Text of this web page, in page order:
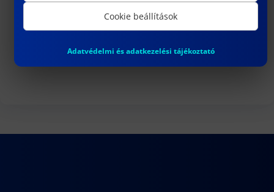
Doctoral defenses
Cookie beállítások
Adatvédelmi és adatkezelési tájékoztató